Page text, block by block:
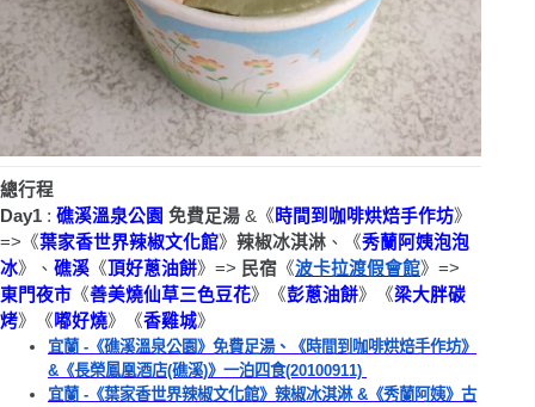
總行程
Day1 : 礁溪溫泉公園 免費足湯 & 《時間到咖啡烘焙手作坊》
=> 《葉家香世界辣椒文化館》 辣椒冰淇淋 、 《秀蘭阿姨泡泡
冰》、 礁溪 《頂好蔥油餅》=> 民宿 《波卡拉渡假會館》
東門夜市 《善美燒仙草三色豆花》《彭蔥油餅》《梁大胖碳
烤》《嘟好燒》《香雞城》
宜蘭 -《礁溪溫泉公園》免費足湯、《時間到咖啡烘焙手作坊》
&《長榮鳳凰酒店(礁溪)》一泊四食(20100911)
宜蘭 -《葉家香世界辣椒文化館》辣椒冰淇淋 &《秀蘭阿姨》古